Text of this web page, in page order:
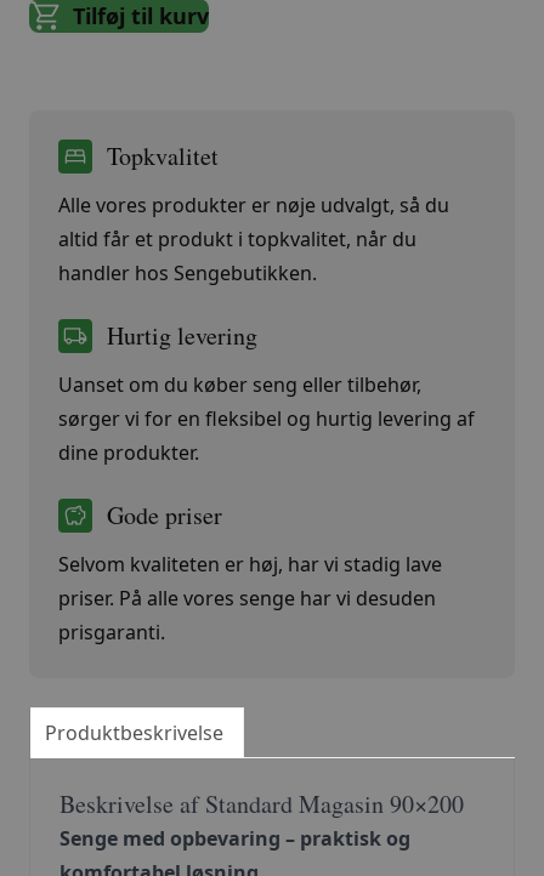
Tilføj til kurv
Topkvalitet
Alle vores produkter er nøje udvalgt, så du
altid får et produkt i topkvalitet, når du
handler hos Sengebutikken.
Hurtig levering
Uanset om du køber seng eller tilbehør,
sørger vi for en fleksibel og hurtig levering af
dine produkter.
Gode priser
Selvom kvaliteten er høj, har vi stadig lave
priser. På alle vores senge har vi desuden
prisgaranti.
Produktbeskrivelse
Beskrivelse af Standard Magasin 90×200
Senge med opbevaring – praktisk og